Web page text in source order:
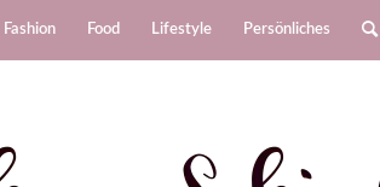
Fashion Food Lifestyle Persönliches